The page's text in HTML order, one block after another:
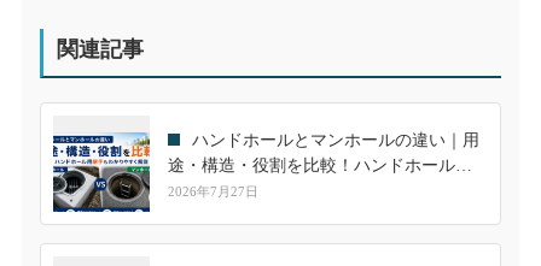
関連記事
ハンドホールとマンホールの違い｜用
途・構造・役割を比較！ハンドホール用
継手も解説
2026年7月27日